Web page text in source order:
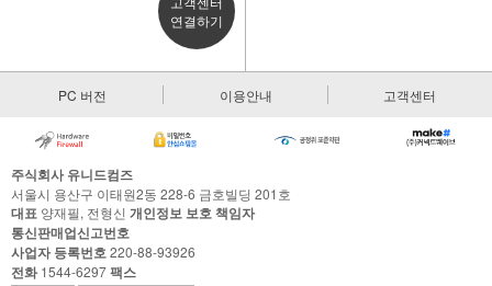
연결하기
PC 버전 이용안내 고객센터
주식회사 유니드컴즈
서울시 용산구 이태원2동 228-6 금호빌딩 201호
대표 양재필, 전형신 개인정보 보호 책임자
통신판매업신고번호
사업자 등록번호220-88-93926
전화1544-6297팩스